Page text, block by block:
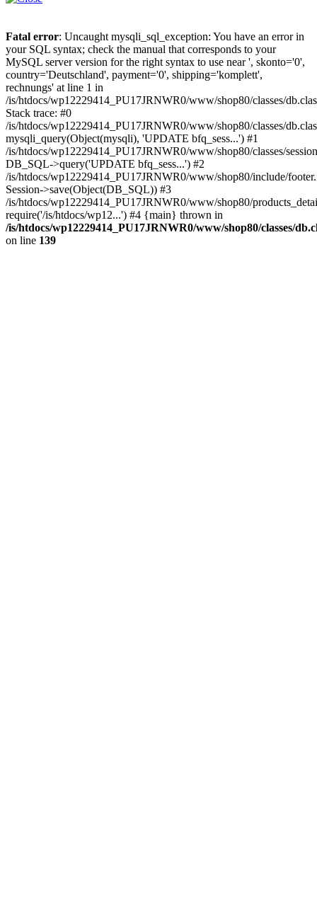
Fatal error: Uncaught mysqli_sql_exception: You have an error in
your SQL syntax; check the manual that corresponds to your
MySQL server version for the right syntax to use near ', skonto='0',
country='Deutschland', payment='0', shipping='komplett',
rechnungs' at line 1 in
/is/htdocs/wp12229414_PU17JRNWR0/www/shop80/classes/
Stack trace: #0
/is/htdocs/wp12229414_PU17JRNWR0/www/shop80/classes/
mysqli_query(Object(mysqli), 'UPDATE bfq_sess...') #1
/is/htdocs/wp12229414_PU17JRNWR0/www/shop80/classes/
DB_SQL->query('UPDATE bfq_sess...') #2
/is/htdocs/wp12229414_PU17JRNWR0/www/shop80/include/
Session->save(Object(DB_SQL)) #3
/is/htdocs/wp12229414_PU17JRNWR0/www/shop80/
require('/is/htdocs/wp12...') #4 {main} thrown in
/is/htdocs/wp12229414_PU17JRNWR0/www/shop80/classes/
on line 139